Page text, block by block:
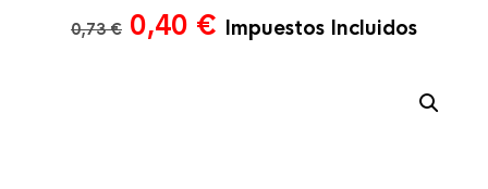
0,73€ El
0,40 € El
precio
Impuestos Incluidos